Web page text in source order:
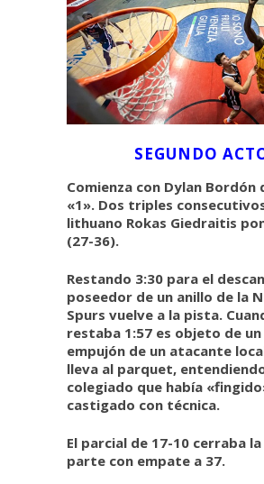
SEGUNDO
Comienza con Dylan Bordón
«1». Dos triples
lithuano Rokas Giedraitis
(27-36).
Restando 3:30 para el
poseedor de un anillo de la
Spurs vuelve a la pista.
restaba 1:57 es objeto de
empujón de un atacante
lleva al parquet,
colegiado que había
castigado con técnica.
El parcial de 17-10 cerraba
parte con empate a 37.